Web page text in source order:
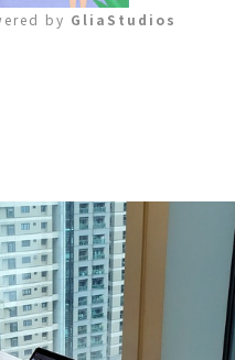
by GliaStudios